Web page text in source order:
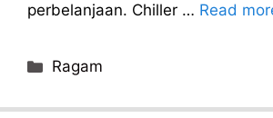
perbelanjaan. Chiller … Read
Categories
Ragam